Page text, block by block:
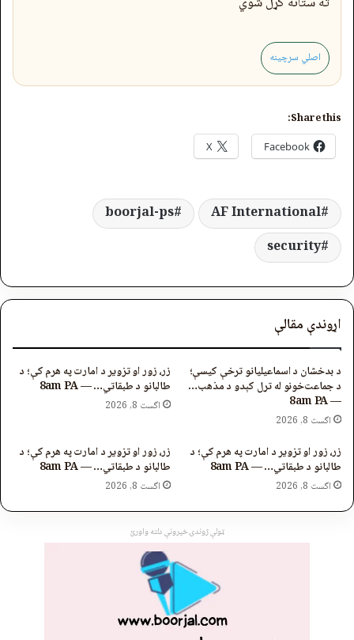
اصلي سرچینه
Share this:
Facebook
X
AF International
boorjal-ps
security
اړوندې مقالې
د بدخشان د اسماعیلیانو ترخې کیسې؛
د جماعت‌خونو له تړل کېدو د مذهب…
— 8am PA
اگست 8, 2026
زر، زور او تزویر د امارت په هرم کې؛ د
طالبانو د طبقاتي… — 8am PA
اگست 8, 2026
زر، زور او تزویر د امارت په هرم کې؛ د
طالبانو د طبقاتي… — 8am PA
اگست 8, 2026
زر، زور او تزویر د امارت په هرم کې؛ د
طالبانو د طبقاتي… — 8am PA
اگست 8, 2026
ټولې ژوندۍ خپرونې دلته واورئ